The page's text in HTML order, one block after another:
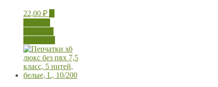
22,00 ₽